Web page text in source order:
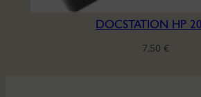
DOCSTATION HP
7,50 €